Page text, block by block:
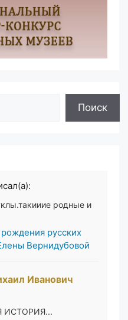
Поиск
родные и
русских
Вернидубовой
Иванович
ИСТОРИЯ...